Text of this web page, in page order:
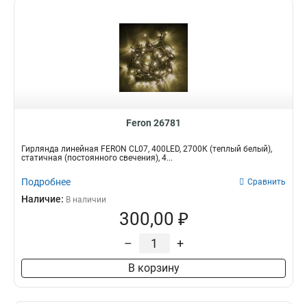
Feron 26781
Гирлянда линейная FERON CL07, 400LED, 2700К (теплый белый),
статичная (постоянного свечения), 4...
Подробнее Сравнить
Наличие: В наличии
300,00 ₽
– +
В корзину